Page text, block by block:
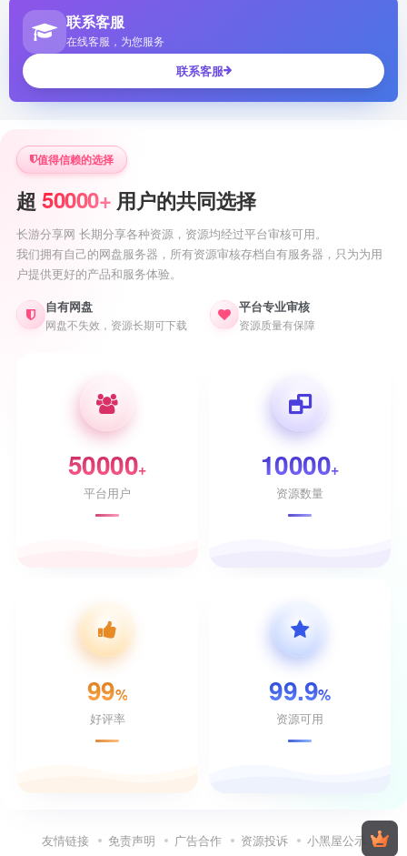
联系客服
在线客服，为您服务
联系客服
值得信赖的选择
超 50000+ 用户的共同选择
长游分享网 长期分享各种资源，资源均经过平台审核可用。
我们拥有自己的网盘服务器，所有资源审核存档自有服务器，只为为用
户提供更好的产品和服务体验。
自有网盘
网盘不失效，资源长期可下载
平台专业审核
资源质量有保障
50000+
平台用户
10000+
资源数量
99%
好评率
99.9%
资源可用
友情链接 免责声明 广告合作 资源投诉 小黑屋公示